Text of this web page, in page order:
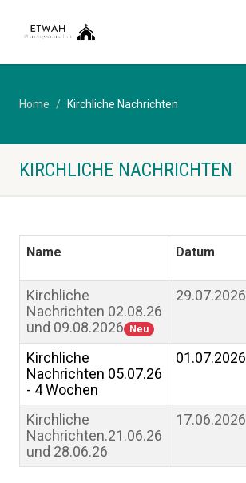
Home Kirchliche Nachrichten
KIRCHLICHE NACHRICHTEN
Name Datum
Kirchliche
Nachrichten 02.08.26
und 09.08.2026
Neu
29.07.2026
Kirchliche
Nachrichten 05.07.26
- 4 Wochen
01.07.2026
Kirchliche
Nachrichten.21.06.26
und 28.06.26
17.06.2026